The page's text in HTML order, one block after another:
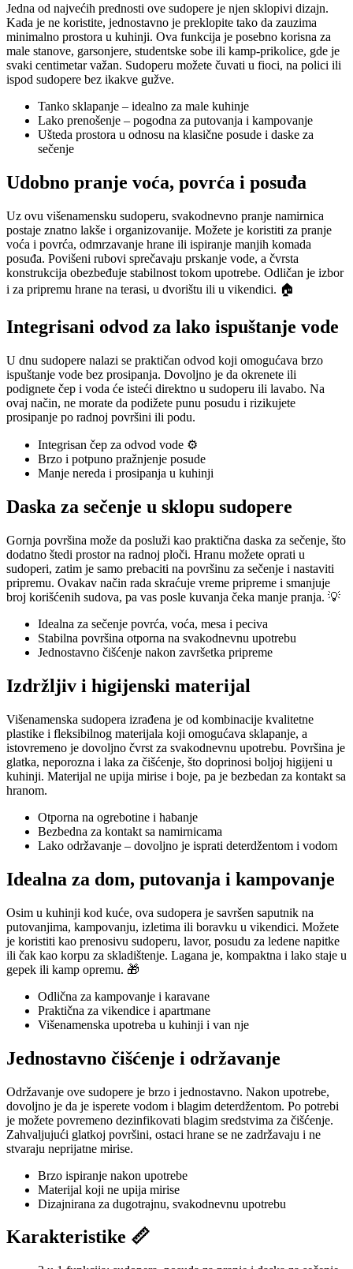
Jedna od najvećih prednosti ove sudopere je njen sklopivi dizajn.
Kada je ne koristite, jednostavno je preklopite tako da zauzima
minimalno prostora u kuhinji. Ova funkcija je posebno korisna za
male stanove, garsonjere, studentske sobe ili kamp-prikolice, gde je
svaki centimetar važan. Sudoperu možete čuvati u fioci, na polici ili
ispod sudopere bez ikakve gužve.
Tanko sklapanje – idealno za male kuhinje
Lako prenošenje – pogodna za putovanja i kampovanje
Ušteda prostora u odnosu na klasične posude i daske za
sečenje
Udobno pranje voća, povrća i posuđa
Uz ovu višenamensku sudoperu, svakodnevno pranje namirnica
postaje znatno lakše i organizovanije. Možete je koristiti za pranje
voća i povrća, odmrzavanje hrane ili ispiranje manjih komada
posuđa. Povišeni rubovi sprečavaju prskanje vode, a čvrsta
konstrukcija obezbeđuje stabilnost tokom upotrebe. Odličan je izbor
i za pripremu hrane na terasi, u dvorištu ili u vikendici. 🏠
Integrisani odvod za lako ispuštanje vode
U dnu sudopere nalazi se praktičan odvod koji omogućava brzo
ispuštanje vode bez prosipanja. Dovoljno je da okrenete ili
podignete čep i voda će isteći direktno u sudoperu ili lavabo. Na
ovaj način, ne morate da podižete punu posudu i rizikujete
prosipanje po radnoj površini ili podu.
Integrisan čep za odvod vode ⚙️
Brzo i potpuno pražnjenje posude
Manje nereda i prosipanja u kuhinji
Daska za sečenje u sklopu sudopere
Gornja površina može da posluži kao praktična daska za sečenje, što
dodatno štedi prostor na radnoj ploči. Hranu možete oprati u
sudoperi, zatim je samo prebaciti na površinu za sečenje i nastaviti
pripremu. Ovakav način rada skraćuje vreme pripreme i smanjuje
broj korišćenih sudova, pa vas posle kuvanja čeka manje pranja. 💡
Idealna za sečenje povrća, voća, mesa i peciva
Stabilna površina otporna na svakodnevnu upotrebu
Jednostavno čišćenje nakon završetka pripreme
Izdržljiv i higijenski materijal
Višenamenska sudopera izrađena je od kombinacije kvalitetne
plastike i fleksibilnog materijala koji omogućava sklapanje, a
istovremeno je dovoljno čvrst za svakodnevnu upotrebu. Površina je
glatka, neporozna i laka za čišćenje, što doprinosi boljoj higijeni u
kuhinji. Materijal ne upija mirise i boje, pa je bezbedan za kontakt sa
hranom.
Otporna na ogrebotine i habanje
Bezbedna za kontakt sa namirnicama
Lako održavanje – dovoljno je isprati deterdžentom i vodom
Idealna za dom, putovanja i kampovanje
Osim u kuhinji kod kuće, ova sudopera je savršen saputnik na
putovanjima, kampovanju, izletima ili boravku u vikendici. Možete
je koristiti kao prenosivu sudoperu, lavor, posudu za ledene napitke
ili čak kao korpu za skladištenje. Lagana je, kompaktna i lako staje u
gepek ili kamp opremu. 🎁
Odlična za kampovanje i karavane
Praktična za vikendice i apartmane
Višenamenska upotreba u kuhinji i van nje
Jednostavno čišćenje i održavanje
Održavanje ove sudopere je brzo i jednostavno. Nakon upotrebe,
dovoljno je da je isperete vodom i blagim deterdžentom. Po potrebi
je možete povremeno dezinfikovati blagim sredstvima za čišćenje.
Zahvaljujući glatkoj površini, ostaci hrane se ne zadržavaju i ne
stvaraju neprijatne mirise.
Brzo ispiranje nakon upotrebe
Materijal koji ne upija mirise
Dizajnirana za dugotrajnu, svakodnevnu upotrebu
Karakteristike 📏